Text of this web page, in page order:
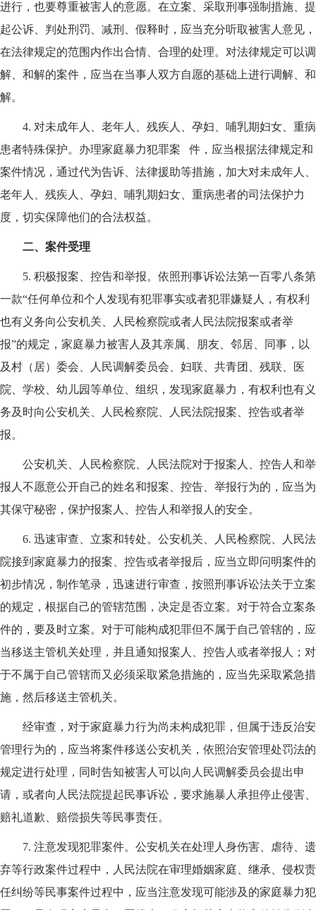
进行，也要尊重被害人的意愿。在立案、采取刑事强制措施、提
起公诉、判处刑罚、减刑、假释时，应当充分听取被害人意见，
在法律规定的范围内作出合情、合理的处理。对法律规定可以调
解、和解的案件，应当在当事人双方自愿的基础上进行调解、和
解。
4. 对未成年人、老年人、残疾人、孕妇、哺乳期妇女、重病
患者特殊保护。办理家庭暴力犯罪案 件，应当根据法律规定和
案件情况，通过代为告诉、法律援助等措施，加大对未成年人、
老年人、残疾人、孕妇、哺乳期妇女、重病患者的司法保护力
度，切实保障他们的合法权益。
二、案件受理
5. 积极报案、控告和举报。依照刑事诉讼法第一百零八条第
一款“任何单位和个人发现有犯罪事实或者犯罪嫌疑人，有权利
也有义务向公安机关、人民检察院或者人民法院报案或者举
报”的规定，家庭暴力被害人及其亲属、朋友、邻居、同事，以
及村（居）委会、人民调解委员会、妇联、共青团、残联、医
院、学校、幼儿园等单位、组织，发现家庭暴力，有权利也有义
务及时向公安机关、人民检察院、人民法院报案、控告或者举
报。
公安机关、人民检察院、人民法院对于报案人、控告人和举
报人不愿意公开自己的姓名和报案、控告、举报行为的，应当为
其保守秘密，保护报案人、控告人和举报人的安全。
6. 迅速审查、立案和转处。公安机关、人民检察院、人民法
院接到家庭暴力的报案、控告或者举报后，应当立即问明案件的
初步情况，制作笔录，迅速进行审查，按照刑事诉讼法关于立案
的规定，根据自己的管辖范围，决定是否立案。对于符合立案条
件的，要及时立案。对于可能构成犯罪但不属于自己管辖的，应
当移送主管机关处理，并且通知报案人、控告人或者举报人；对
于不属于自己管辖而又必须采取紧急措施的，应当先采取紧急措
施，然后移送主管机关。
经审查，对于家庭暴力行为尚未构成犯罪，但属于违反治安
管理行为的，应当将案件移送公安机关，依照治安管理处罚法的
规定进行处理，同时告知被害人可以向人民调解委员会提出申
请，或者向人民法院提起民事诉讼，要求施暴人承担停止侵害、
赔礼道歉、赔偿损失等民事责任。
7. 注意发现犯罪案件。公安机关在处理人身伤害、虐待、遗
弃等行政案件过程中，人民法院在审理婚姻家庭、继承、侵权责
任纠纷等民事案件过程中，应当注意发现可能涉及的家庭暴力犯